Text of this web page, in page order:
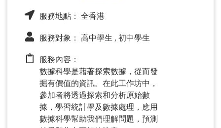
服務地點： 全香港
服務對象： 高中學生 , 初中學生
服務內容：
數據科學是藉著探索數據，從而發
掘有價值的資訊。在此工作坊中，
參加者將透過探索和分析原始數
據，學習統計學及數據處理，應用
數據科學幫助我們理解問題，預測